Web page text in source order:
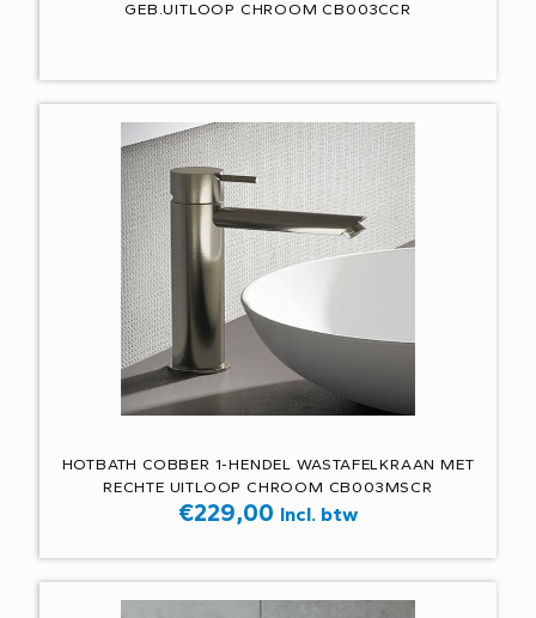
GEB.UITLOOP CHROOM CB003CCR
HOTBATH COBBER 1-HENDEL WASTAFELKRAAN MET
RECHTE UITLOOP CHROOM CB003MSCR
€229,00 Incl. btw